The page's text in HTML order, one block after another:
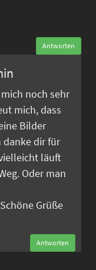
Antworten
noch sehr
mich, dass
Bilder
danke dir für
läuft
Oder man
Grüße
Antworten